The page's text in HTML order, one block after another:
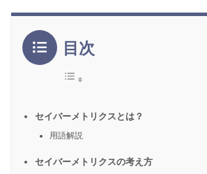
目次
セイバーメトリクスとは？
用語解説
セイバーメトリクスの考え方